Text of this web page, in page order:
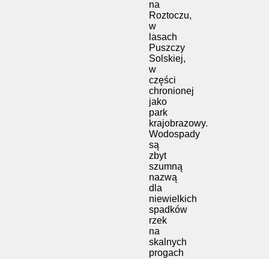
na
Roztoczu,
w
lasach
Puszczy
Solskiej,
w
części
chronionej
jako
park
krajobrazowy.
Wodospady
są
zbyt
szumną
nazwą
dla
niewielkich
spadków
rzek
na
skalnych
progach